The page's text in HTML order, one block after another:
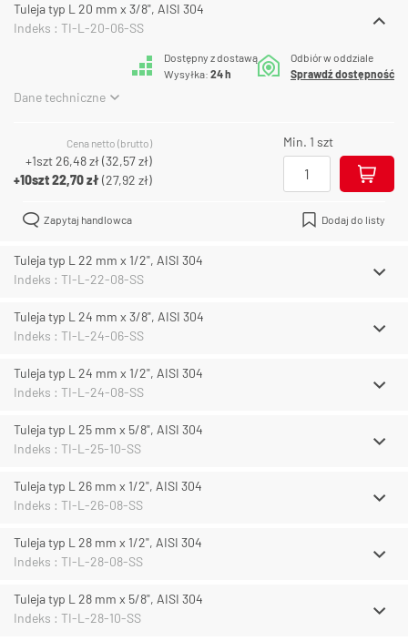
Tuleja typ L 20 mm x 3/8", AISI 304
Indeks : TI-L-20-06-SS
Dostępny z dostawą
Wysyłka: 24 h
Odbiór w oddziale
Sprawdź dostępność
Dane techniczne
Cena netto (brutto)
+1szt26,48 zł(32,57 zł)
+10szt22,70 zł(27,92 zł)
Min. 1 szt
Zapytaj handlowca Dodaj do listy
Tuleja typ L 22 mm x 1/2", AISI 304
Indeks : TI-L-22-08-SS
Tuleja typ L 24 mm x 3/8", AISI 304
Indeks : TI-L-24-06-SS
Tuleja typ L 24 mm x 1/2", AISI 304
Indeks : TI-L-24-08-SS
Tuleja typ L 25 mm x 5/8", AISI 304
Indeks : TI-L-25-10-SS
Tuleja typ L 26 mm x 1/2", AISI 304
Indeks : TI-L-26-08-SS
Tuleja typ L 28 mm x 1/2", AISI 304
Indeks : TI-L-28-08-SS
Tuleja typ L 28 mm x 5/8", AISI 304
Indeks : TI-L-28-10-SS